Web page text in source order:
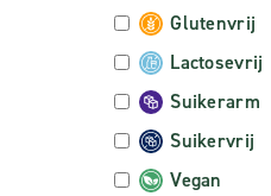
Glutenvrij
Lactosevrij
Suikerarm
Suikervrij
Vegan